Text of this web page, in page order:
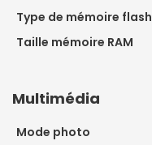
Type de mémoire flash
Taille mémoire RAM
Multimédia
Mode photo